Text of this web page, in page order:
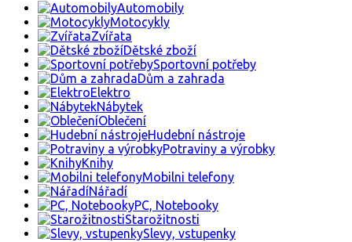
Automobily
Motocykly
Zvířata
Dětské zboží
Sportovní potřeby
Dům a zahrada
Elektro
Nábytek
Oblečení
Hudební nástroje
Potraviny a výrobky
Knihy
Mobilni telefony
Nářadí
PC, Notebooky
Starožitnosti
Slevy, vstupenky